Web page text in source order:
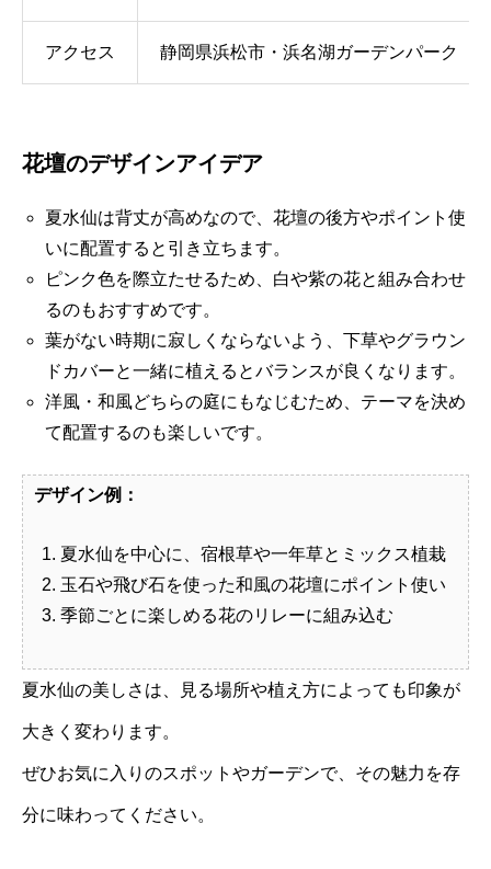
アクセス 静岡県浜松市・浜名湖ガーデンパーク
花壇のデザインアイデア
夏水仙は背丈が高めなので、花壇の後方やポイント使
いに配置すると引き立ちます。
ピンク色を際立たせるため、白や紫の花と組み合わせ
るのもおすすめです。
葉がない時期に寂しくならないよう、下草やグラウン
ドカバーと一緒に植えるとバランスが良くなります。
洋風・和風どちらの庭にもなじむため、テーマを決め
て配置するのも楽しいです。
デザイン例：
夏水仙を中心に、宿根草や一年草とミックス植栽
玉石や飛び石を使った和風の花壇にポイント使い
季節ごとに楽しめる花のリレーに組み込む
夏水仙の美しさは、見る場所や植え方によっても印象が
大きく変わります。
ぜひお気に入りのスポットやガーデンで、その魅力を存
分に味わってください。